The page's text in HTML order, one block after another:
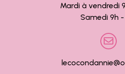
Mardi à vendredi
Samedi 9h -